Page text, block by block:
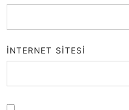
İNTERNET SITESI